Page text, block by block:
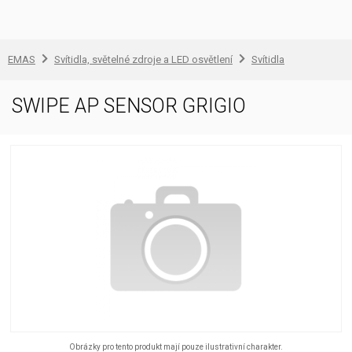
EMAS Svítidla, světelné zdroje a LED osvětlení Svítidla
SWIPE AP SENSOR GRIGIO
Obrázky pro tento produkt mají pouze ilustrativní charakter.